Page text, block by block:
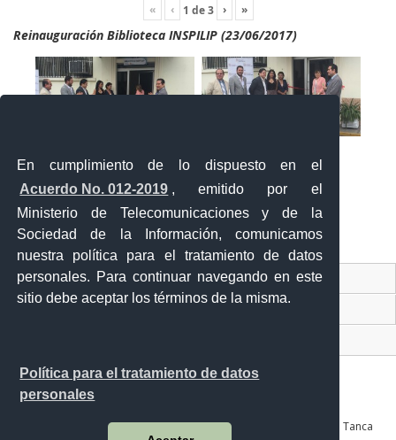
En cumplimiento de lo dispuesto en el
Acuerdo No. 012-2019 , emitido por el
Ministerio de Telecomunicaciones y de la
Sociedad de la Información, comunicamos
nuestra política para el tratamiento de datos
personales. Para continuar navegando en este
sitio debe aceptar los términos de la misma.
Política para el tratamiento de datos
personales
« ‹ 1 de3 › »
Reinauguración Biblioteca INSPILIP (23/06/2017)
Contacto Ciudadano Digital
Av. Julián Coronel 905 entre Esmeraldas y José Mascote Av. Juan Tanca